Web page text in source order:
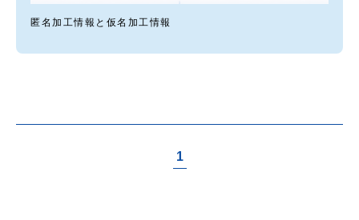
匿名加工情報と仮名加工情報
1